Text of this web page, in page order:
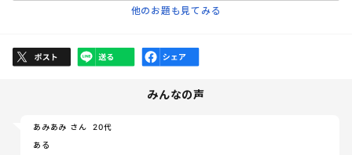
他のお題も見てみる
みんなの声
あみあみ さん
20代
ある